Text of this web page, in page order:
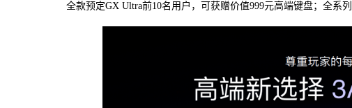
全款预定GX Ultra前10名用户，可获赠价值999元高端键盘；全系